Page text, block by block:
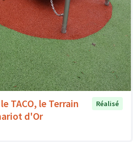
TACO, le Terrain
d'Or
Réalisé